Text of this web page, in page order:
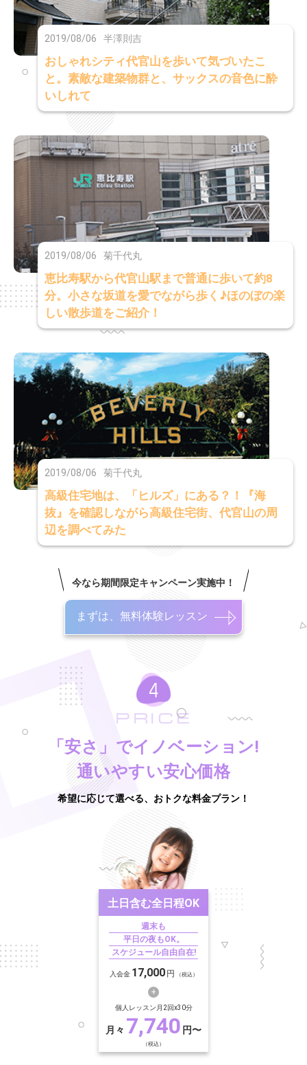
2019/08/06 半澤則吉
おしゃれシティ代官山を歩いて気づいたこ
と。素敵な建築物群と、サックスの音色に酔
いしれて
2019/08/06 菊千代丸
恵比寿駅から代官山駅まで普通に歩いて約8
分。小さな坂道を愛でながら歩く♪ほのぼの楽
しい散歩道をご紹介！
2019/08/06 菊千代丸
高級住宅地は、「ヒルズ」にある？！『海
抜』を確認しながら高級住宅街、代官山の周
辺を調べてみた
今なら期間限定キャンペーン実施中！
まずは、無料体験レッスン
PRICE
「安さ」でイノベーション!
通いやすい安心価格
希望に応じて選べる、おトクな料金プラン！
土日含む全日程OK
週末も
平日の夜もOK。
スケジュール自由自在!
入会金 17,000 円 （税込）
個人レッスン月2回x30分
月々 7,740 円〜
（税込）